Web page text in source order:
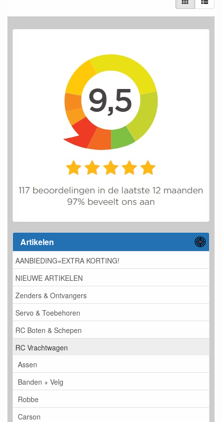
Artikelen
AANBIEDING=EXTRA KORTING!
NIEUWE ARTIKELEN
Zenders & Ontvangers
Servo & Toebehoren
RC Boten & Schepen
RC Vrachtwagen
Assen
Banden + Velg
Robbe
Carson